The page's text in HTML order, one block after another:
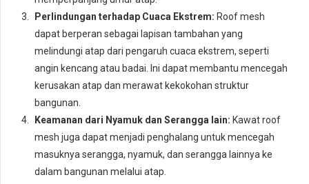
Perlindungan terhadap Cuaca Ekstrem: Roof mesh
dapat berperan sebagai lapisan tambahan yang
melindungi atap dari pengaruh cuaca ekstrem, seperti
angin kencang atau badai. Ini dapat membantu mencegah
kerusakan atap dan merawat kekokohan struktur
bangunan.
Keamanan dari Nyamuk dan Serangga lain: Kawat roof
mesh juga dapat menjadi penghalang untuk mencegah
masuknya serangga, nyamuk, dan serangga lainnya ke
dalam bangunan melalui atap.